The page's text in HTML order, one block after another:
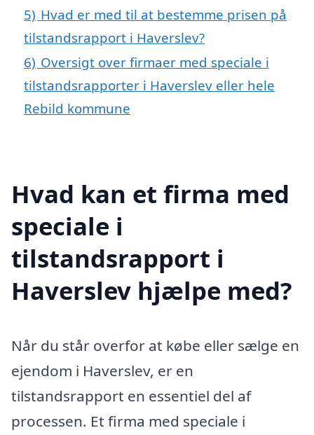
5) Hvad er med til at bestemme prisen på
tilstandsrapport i Haverslev?
6) Oversigt over firmaer med speciale i
tilstandsrapporter i Haverslev eller hele
Rebild kommune
Hvad kan et firma med
speciale i
tilstandsrapport i
Haverslev hjælpe med?
Når du står overfor at købe eller sælge en
ejendom i Haverslev, er en
tilstandsrapport en essentiel del af
processen. Et firma med speciale i